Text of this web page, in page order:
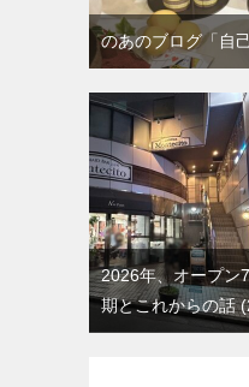
のあのブログ「自
2026年、オープン
期とこれからの話